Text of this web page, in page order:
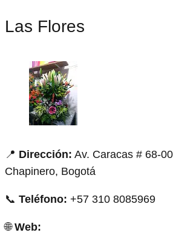
Las Flores
📍 Dirección: Av. Caracas # 68-00
Chapinero, Bogotá
📞 Teléfono: +57 310 8085969
🌐Web: